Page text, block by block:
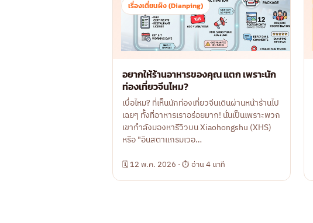
เรื่องเตี่ยนผิง (Dianping)
อยากให้ร้านอาหารของคุณ แตก เพราะนัก
ท่องเที่ยวจีนไหม?
เบื่อไหม? ที่เห็นนักท่องเที่ยวจีนเดินผ่านหน้าร้านไป
เฉยๆ ทั้งที่อาหารเราอร่อยมาก! นั่นเป็นเพราะพวก
เขากำลังมองหารีวิวบน Xiaohongshu (XHS)
หรือ "อินสตาแกรมเวอ…
🗓 12 พ.ค. 2026 · ⏱ อ่าน 4 นาที